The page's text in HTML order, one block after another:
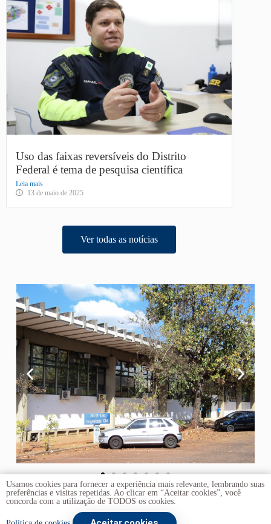
Uso das faixas reversíveis do Distrito
Federal é tema de pesquisa científica
Leia mais
13 de maio de 2025
Ver todas as notícias
Usamos cookies para fornecer a experiência mais relevante, lembrando suas
preferências e visitas repetidas. Ao clicar em “Aceitar cookies”, você
concorda com a utilização de TODOS os cookies.